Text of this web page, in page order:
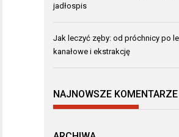
jadłospis
Jak leczyć zęby: od próchnicy po
kanałowe i ekstrakcję
NAJNOWSZE KOMENTARZE